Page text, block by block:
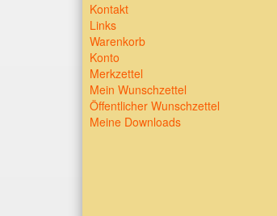
Kontakt
Links
Warenkorb
Konto
Merkzettel
Mein Wunschzettel
Öffentlicher Wunschzettel
Meine Downloads